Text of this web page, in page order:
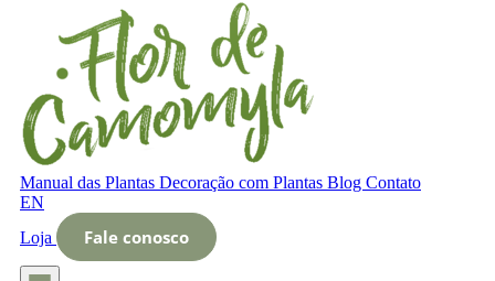
Manual das Plantas Decoração com Plantas Blog Contato
EN
Loja
Fale conosco